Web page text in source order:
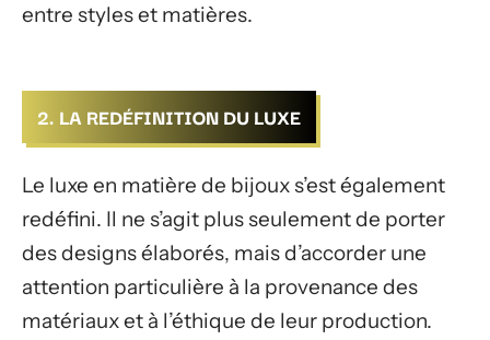
entre styles et matières.
2. LA REDÉFINITION DU LUXE
Le luxe en matière de bijoux s’est également
redéfini. Il ne s’agit plus seulement de porter
des designs élaborés, mais d’accorder une
attention particulière à la provenance des
matériaux et à l’éthique de leur production.